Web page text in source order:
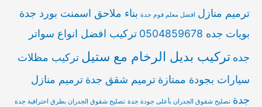
ترميم منازل
افضل معلم فوم جدة بناء ملاحق اسمنت بورد جدة
بويات جده 0504859678
تركيب افضل انواع سواتر
جده تركيب بديل الرخام مع ستيل تركيب مظلات
سيارات بجودة ممتازة ترميم شقق جدة ترميم منازل
جدة تصليح شقوق الجدران بأعلى جودة جدة تصليح شقوق الجدران بطرق احترافية جدة